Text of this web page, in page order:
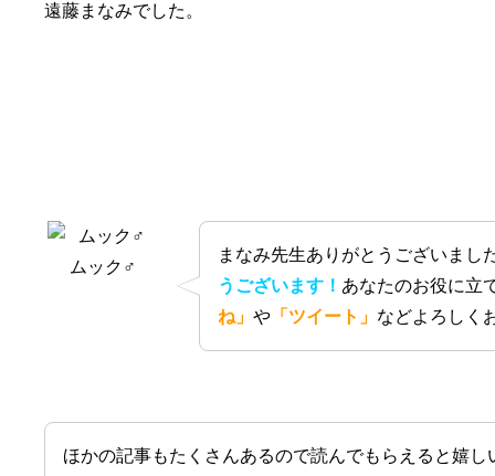
遠藤まなみでした。
ムック♂
まなみ先生ありがとうございまし
うございます！ あなたのお役に立
ね」 や 「ツイート」 などよろしく
ほかの記事もたくさんあるので読んでもらえると嬉し